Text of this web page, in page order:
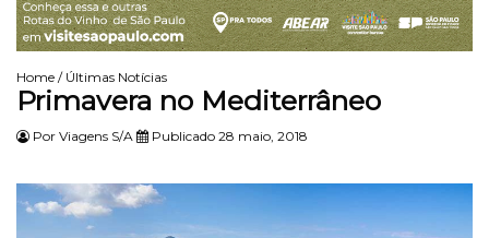
Home / Últimas Notícias
Primavera no Mediterrâneo
Por Viagens S/A Publicado 28 maio, 2018